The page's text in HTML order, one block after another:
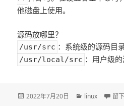
他磁盘上使用。
源码放哪里？
/usr/src ：系统级的源码目录
/usr/local/src ：用户级的
发
2022年7月20日
分
linux 于
留